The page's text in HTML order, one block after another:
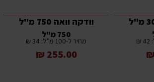
וודקה וואה 750 מ"ל
750 מ"ל
מחיר ל-100 מ”ל: 34 ₪
255.00 ₪